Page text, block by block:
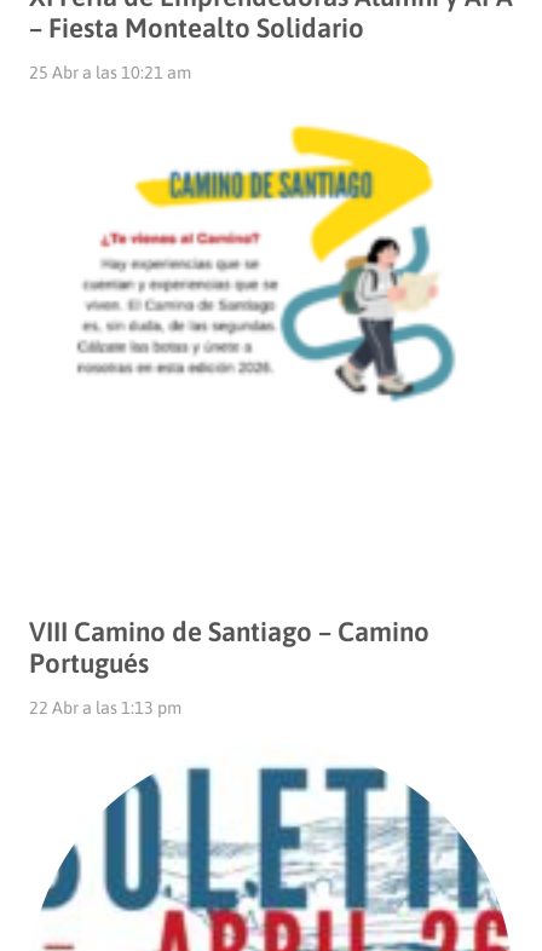
– Fiesta Montealto Solidario
25 Abr a las 10:21 am
VIII Camino de Santiago – Camino
Portugués
22 Abr a las 1:13 pm